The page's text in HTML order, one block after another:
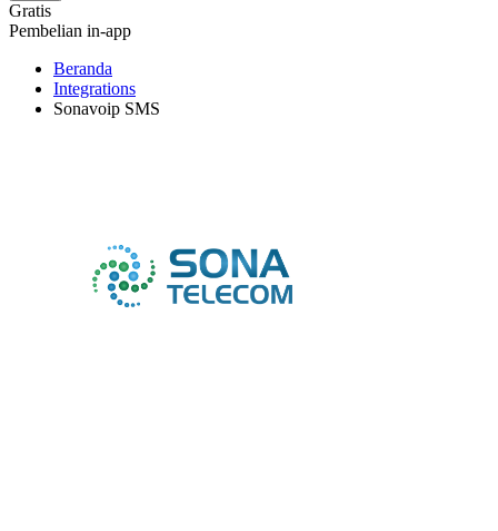
Gratis
Pembelian in-app
Beranda
Integrations
Sonavoip SMS